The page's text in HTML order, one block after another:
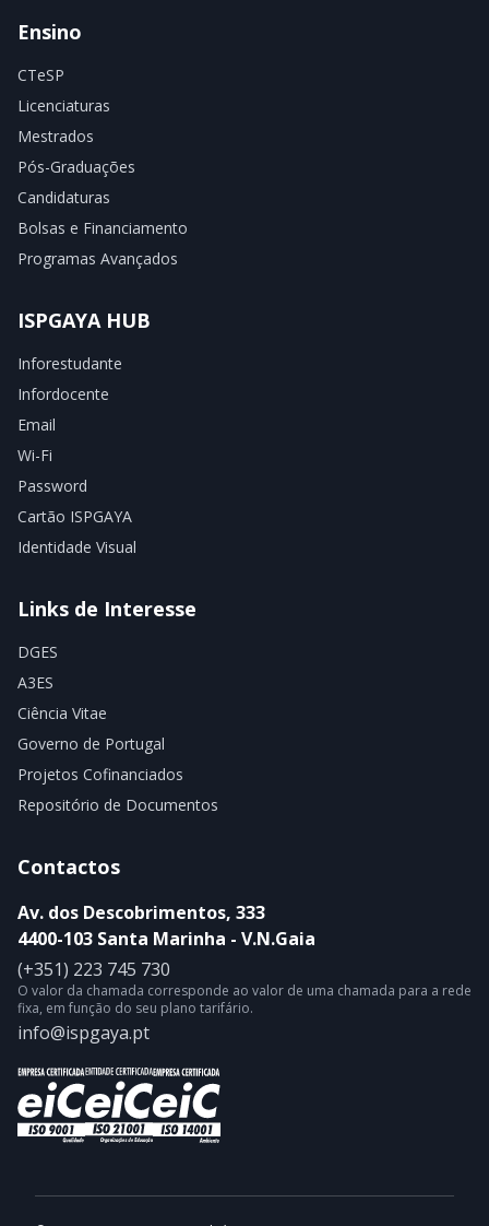
Ensino
CTeSP
Licenciaturas
Mestrados
Pós-Graduações
Candidaturas
Bolsas e Financiamento
Programas Avançados
ISPGAYA HUB
Inforestudante
Infordocente
Email
Wi-Fi
Password
Cartão ISPGAYA
Identidade Visual
Links de Interesse
DGES
A3ES
Ciência Vitae
Governo de Portugal
Projetos Cofinanciados
Repositório de Documentos
Contactos
Av. dos Descobrimentos, 333
4400-103 Santa Marinha - V.N.Gaia
(+351) 223 745 730
O valor da chamada corresponde ao valor de uma chamada para a rede
fixa, em função do seu plano tarifário.
info@ispgaya.pt